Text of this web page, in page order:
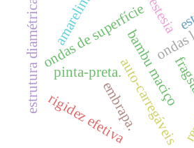
bambu maciço
auto-carregáveis
ondas de superfície
pinta-preta.
estrutura diamétrica. amarelinho
embrapa.
rigidez efetiva